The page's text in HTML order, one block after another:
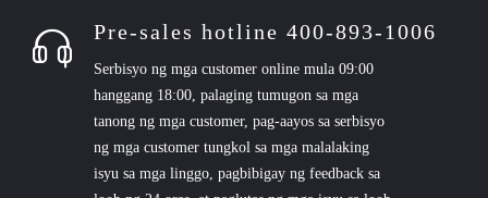
Pre-sales hotline 400-893-1006
Serbisyo ng mga customer online mula 09:00
hanggang 18:00, palaging tumugon sa mga
tanong ng mga customer, pag-aayos sa serbisyo
ng mga customer tungkol sa mga malalaking
isyu sa mga linggo, pagbibigay ng feedback sa